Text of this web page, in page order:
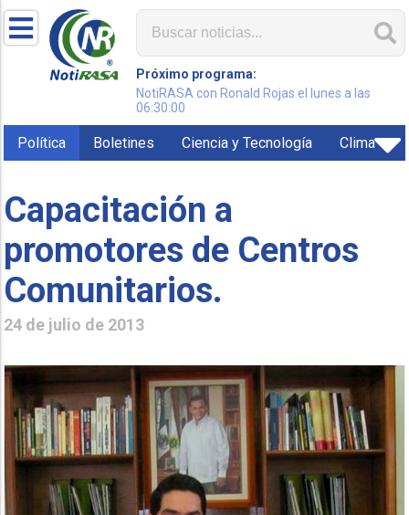
Próximo programa:
NotiRASA con Ronald Rojas el lunes a las
06:30:00
Política Boletines Ciencia y Tecnología Clima
Capacitación a
promotores de Centros
Comunitarios.
24 de julio de 2013